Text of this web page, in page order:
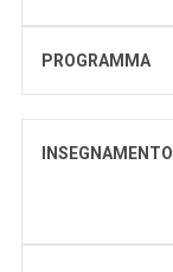
PROGRAMMA
INSEGNAMENTO